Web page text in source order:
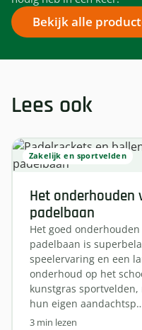
Bekijk alle
Lees ook
Zakelijk en sportvelden
Het onderhouden
padelbaan
Het goed
padelbaan is
speelervaring en een
onderhoud op het
kunstgras
hun eigen
3 min lezen